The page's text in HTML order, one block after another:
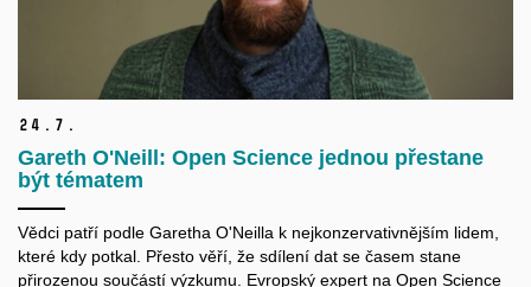
24. 7.
Gareth O'Neill: Open Science jednou přestane
být tématem
Vědci patří podle Garetha O'Neilla k nejkonzervativnějším lidem,
které kdy potkal. Přesto věří, že sdílení dat se časem stane
přirozenou součástí výzkumu. Evropský expert na Open Science